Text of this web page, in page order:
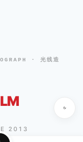
· 光线造
2013